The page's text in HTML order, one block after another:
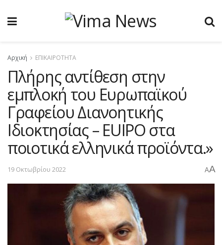
Αρχική ΕΠΙΚΑΙΡΟΤΗΤΑ
Πλήρης αντίθεση στην
εμπλοκή του Ευρωπαϊκού
Γραφείου Διανοητικής
Ιδιοκτησίας – EUIPO στα
ποιοτικά ελληνικά προϊόντα.»
19 Οκτωβρίου 2022 AA